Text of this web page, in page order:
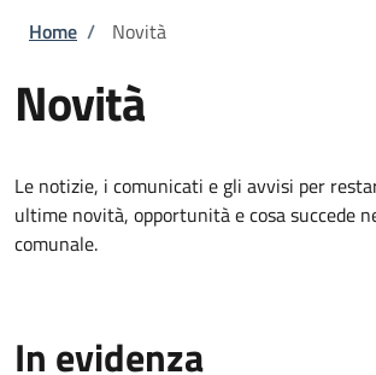
Briciole di pane
Home / Novità
Novità
Le notizie, i comunicati e gli avvisi per
ultime novità, opportunità e cosa succede
comunale.
In evidenza